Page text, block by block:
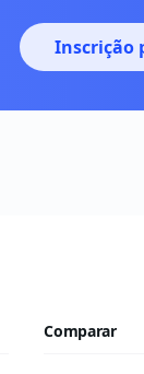
Inscrição
Comparar